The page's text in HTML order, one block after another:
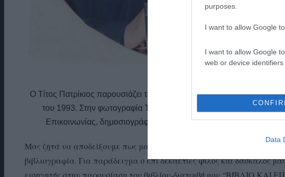
purposes.
I want to allow Google
I want to allow Google
web or device identifiers
Data
Ο Τίτος Πατρίκιος παρουσιάζει το βιβλίο-διατριβή μου “ΒΙΒΛΙΟ
του 1993. Στην φωτογραφία Τίτος Πατρίκιος (ποιητής και
Επικοινωνίας, δημοσιογράφος), Αλέξης Ζήρας (κριτικός
Μας ζητά να αποδείξουμε πως μας ξέρουν όλοι όσοι γράφουμε!!!
βιβλιογραφία. Για παράδειγμα ο επί δεκαετίες φίλος και δάσκαλος
εισηγητής στην παρουσίαση του βιβλίου-διατριβή μου “ΒΙΒΛΙΟ ΚΑΙ